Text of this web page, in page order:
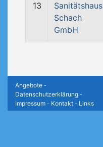
13
Sanitätshaus
Schach
GmbH
Angebote -
Datenschutzerklärung -
Impressum - Kontakt - Links